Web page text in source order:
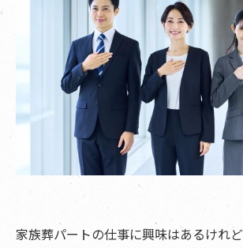
家族葬パートの仕事に興味はあるけれ